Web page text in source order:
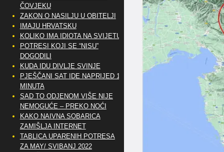
ČOVJEKU
ZAKON O NASILJU U OBITELJI
IMAJU HRVATSKU
KOLIKO IMA IDIOTA NA SVIJETU?
POTRESI KOJI SE “NISU”
DOGODILI
KUDA IDU DIVLJE SVINJE
PJEŠČANI SAT IDE NAPRIJED 10
MINUTA
SAD TO ODJENOM VIŠE NIJE
NEMOGUĆE – PREKO NOĆI
KAKO NAIVNA SOBARICA
ZAMIŠLJA INTERNET
TABLICA UPARENIH POTRESA
ZA MAY/ SVIBANJ 2022